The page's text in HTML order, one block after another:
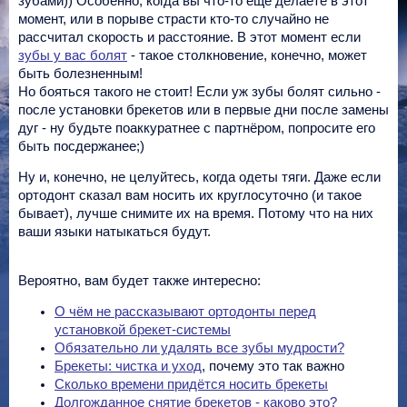
момент, или в порыве страсти кто-то случайно не
рассчитал скорость и расстояние. В этот момент если
зубы у вас болят - такое столкновение, конечно, может
быть болезненным!
Но бояться такого не стоит! Если уж зубы болят сильно -
после установки брекетов или в первые дни после замены
дуг - ну будьте поаккуратнее с партнёром, попросите его
быть посдержанее;)
Ну и, конечно, не целуйтесь, когда одеты тяги. Даже если
ортодонт сказал вам носить их круглосуточно (и такое
бывает), лучше снимите их на время. Потому что на них
ваши языки натыкаться будут.
Вероятно, вам будет также интересно:
О чём не рассказывают ортодонты перед
установкой брекет-системы
Обязательно ли удалять все зубы мудрости?
Брекеты: чистка и уход, почему это так важно
Сколько времени придётся носить брекеты
Долгожданное снятие брекетов - каково это?